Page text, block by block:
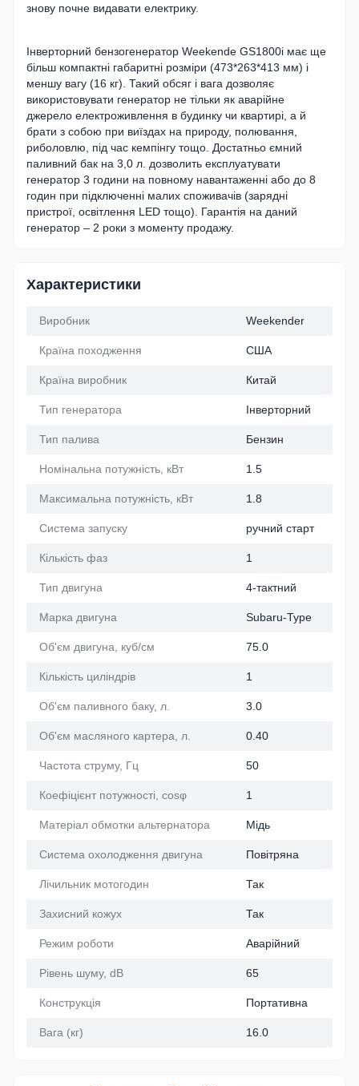
знову почне видавати електрику.
Інверторний бензогенератор Weekende GS1800i має ще
більш компактні габаритні розміри (473*263*413 мм) і
меншу вагу (16 кг). Такий обсяг і вага дозволяє
використовувати генератор не тільки як аварійне
джерело електроживлення в будинку чи квартирі, а й
брати з собою при виїздах на природу, полювання,
риболовлю, під час кемпінгу тощо. Достатньо ємний
паливний бак на 3,0 л. дозволить експлуатувати
генератор 3 години на повному навантаженні або до 8
годин при підключенні малих споживачів (зарядні
пристрої, освітлення LED тощо). Гарантія на даний
генератор – 2 роки з моменту продажу.
Характеристики
Виробник Weekender
Країна походження США
Країна виробник Китай
Тип генератора Інверторний
Тип палива Бензин
Номінальна потужність, кВт 1.5
Максимальна потужність, кВт 1.8
Система запуску ручний старт
Кількість фаз 1
Тип двигуна 4-тактний
Марка двигуна Subaru-Type
Об'єм двигуна, куб/см 75.0
Кількість циліндрів 1
Об'єм паливного баку, л. 3.0
Об'єм масляного картера, л. 0.40
Частота струму, Гц 50
Коефіцієнт потужності, cosφ 1
Матеріал обмотки альтернатора Мідь
Система охолодження двигуна Повітряна
Лічильник мотогодин Так
Захисний кожух Так
Режим роботи Аварійний
Рівень шуму, dB 65
Конструкція Портативна
Вага (кг) 16.0